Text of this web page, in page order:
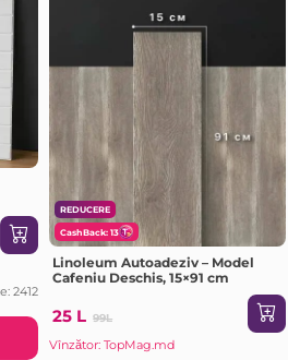
2412
REDUCERE
CashBack: 13
Linoleum Autoadeziv – Model
Cafeniu Deschis, 15×91 cm
25 L 99L
Vînzător: TopMag.md